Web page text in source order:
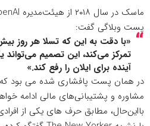
پست وبلاگی گفت:
«با دقت به این که تسلا هر روز
تمرکز می‌کند، این تصمیم
آینده برای ایلان را رفع کند.»
در همان پست پافشاری شده می بود
مشاوره و پشتیبانی‌های مالی ادامه
بااین‌حال، مطابق حرف های یکی از